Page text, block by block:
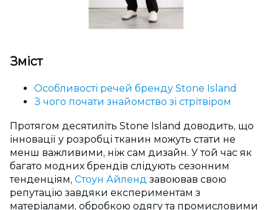
Зміст
Особливості речей бренду Stone Island
З чого почати знайомство зі стрітвіром
Протягом десятиліть Stone Island доводить, що
інновації у розробці тканин можуть стати не
менш важливими, ніж сам дизайн. У той час як
багато модних брендів слідують сезонним
тенденціям, Стоун Айленд завоював свою
репутацію завдяки експериментам з
матеріалами, обробкою одягу та промисловими